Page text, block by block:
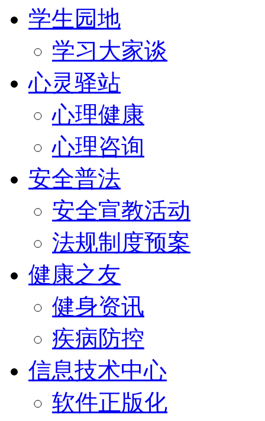
学生园地
学习大家谈
心灵驿站
心理健康
心理咨询
安全普法
安全宣教活动
法规制度预案
健康之友
健身资讯
疾病防控
信息技术中心
软件正版化